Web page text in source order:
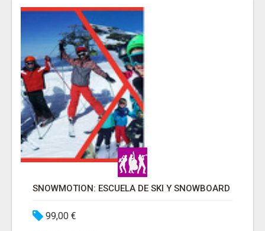
SNOWMOTION: ESCUELA DE SKI Y SNOWBOARD
99,00 €